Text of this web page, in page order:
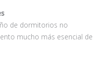
de dormitorios no
mucho más esencial de